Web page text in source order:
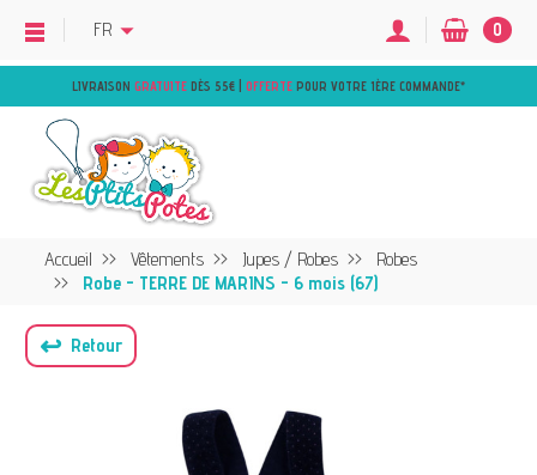
LIVRAISON GRATUITE DÈS 55€ | OFFERTE POUR VOTRE 1ÈRE COMMANDE*
FR 0
Accueil Vêtements Jupes / Robes
Robes
Robe - TERRE DE MARINS - 6 mois (67)
↩ Retour